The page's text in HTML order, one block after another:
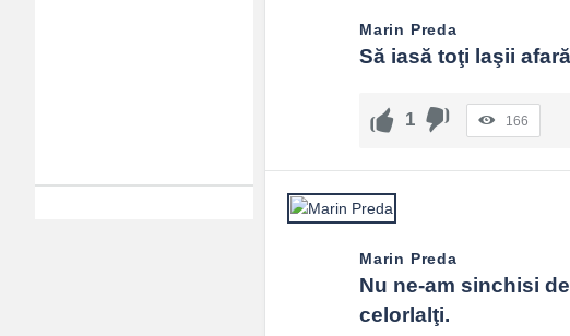
Marin Preda
Să iasă toţi laşii
1 166
Marin Preda
Nu ne-am sinchisi
celorlalţi.